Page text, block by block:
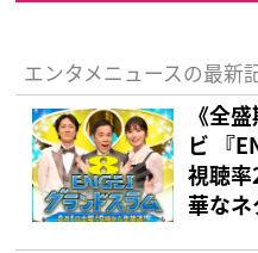
エンタメニュースの最新
《全
ビ 『
視聴
華な